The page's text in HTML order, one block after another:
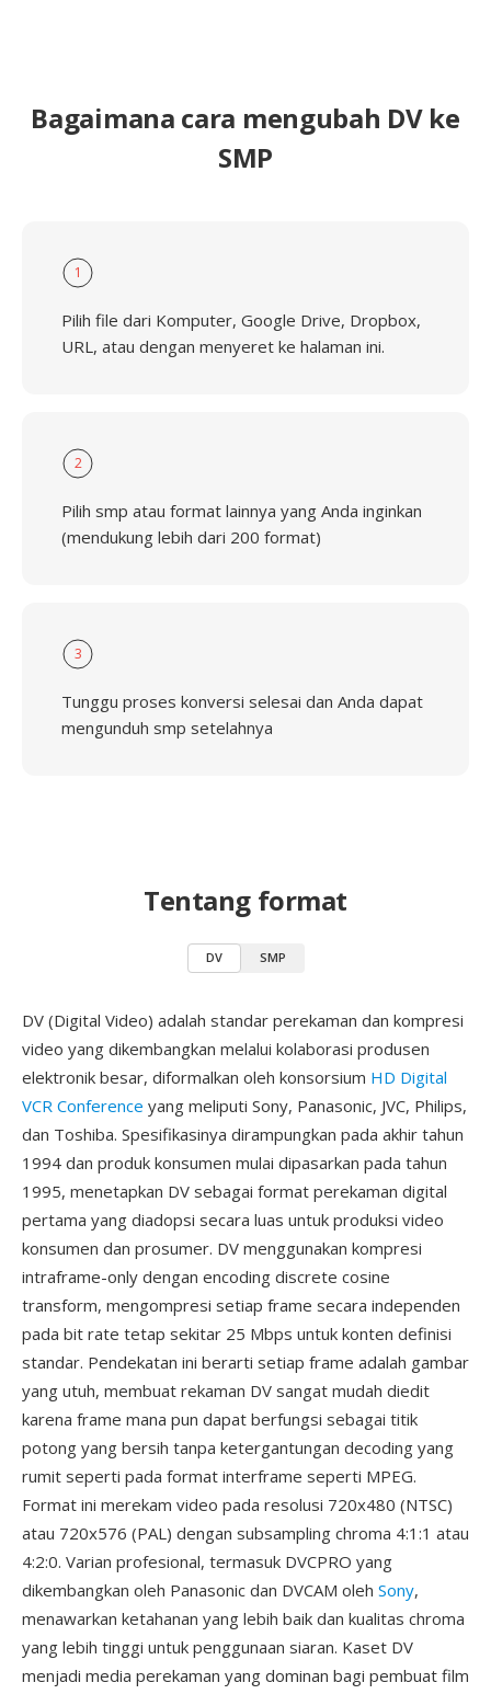
Bagaimana cara mengubah DV ke
SMP
1
Pilih file dari Komputer, Google Drive, Dropbox,
URL, atau dengan menyeret ke halaman ini.
2
Pilih smp atau format lainnya yang Anda inginkan
(mendukung lebih dari 200 format)
3
Tunggu proses konversi selesai dan Anda dapat
mengunduh smp setelahnya
Tentang format
DV SMP
DV (Digital Video) adalah standar perekaman dan kompresi
video yang dikembangkan melalui kolaborasi produsen
elektronik besar, diformalkan oleh konsorsium HD Digital
VCR Conference yang meliputi Sony, Panasonic, JVC, Philips,
dan Toshiba. Spesifikasinya dirampungkan pada akhir tahun
1994 dan produk konsumen mulai dipasarkan pada tahun
1995, menetapkan DV sebagai format perekaman digital
pertama yang diadopsi secara luas untuk produksi video
konsumen dan prosumer. DV menggunakan kompresi
intraframe-only dengan encoding discrete cosine
transform, mengompresi setiap frame secara independen
pada bit rate tetap sekitar 25 Mbps untuk konten definisi
standar. Pendekatan ini berarti setiap frame adalah gambar
yang utuh, membuat rekaman DV sangat mudah diedit
karena frame mana pun dapat berfungsi sebagai titik
potong yang bersih tanpa ketergantungan decoding yang
rumit seperti pada format interframe seperti MPEG.
Format ini merekam video pada resolusi 720x480 (NTSC)
atau 720x576 (PAL) dengan subsampling chroma 4:1:1 atau
4:2:0. Varian profesional, termasuk DVCPRO yang
dikembangkan oleh Panasonic dan DVCAM oleh Sony,
menawarkan ketahanan yang lebih baik dan kualitas chroma
yang lebih tinggi untuk penggunaan siaran. Kaset DV
menjadi media perekaman yang dominan bagi pembuat film